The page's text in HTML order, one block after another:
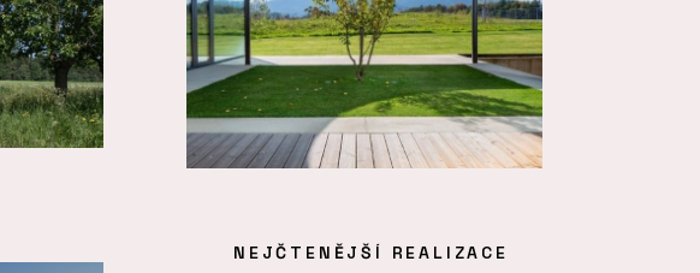
NEJČTENĚJŠÍ REALIZACE